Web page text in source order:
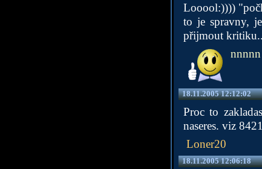
Looool:))))
to je spravny,
přijmout
nnnnn
18.11.2005 12:12:02
Proc to
naseres. viz
Loner20
18.11.2005 12:06:18